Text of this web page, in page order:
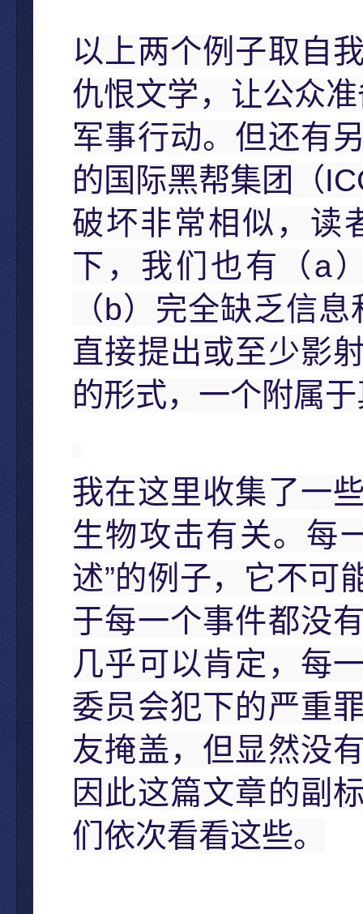
以上两个例子取自
仇恨文学，让公众
军事行动。但还有
的国际黑帮集团（
破坏非常相似，读
下，我们也有（ a
（b）完全缺乏信
直接提出或至少影
的形式，一个附属
我在这里收集了一
生物攻击有关。每
述”的例子，它不可
于每一个事件都没
几乎可以肯定，每
委员会犯下的严重
友掩盖，但显然没
因此这篇文章的副
们依次看看这些。